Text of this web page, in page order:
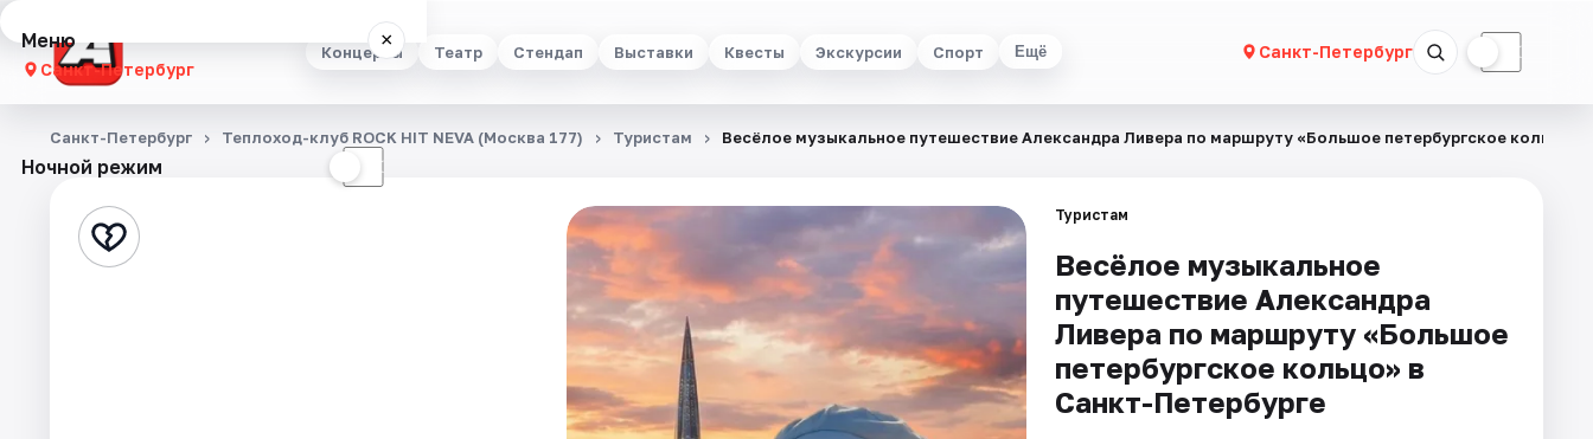
Концерты Театр Стендап Выставки Квесты Экскурсии Спорт Ещё Санкт-Петербург ☾
Меню ×
Санкт-Петербург
Концерты
Стендап
Ночной режим ☾
Санкт-Петербург Теплоход-клуб ROCK HIT NEVA (Москва 177) Туристам Весёлое музыкальное путешествие Александра Ливера по маршруту «Большое петербургское кольцо»
Туристам
Весёлое музыкальное
путешествие Александра
Ливера по маршруту «Большое
петербургское кольцо» в
Санкт-Петербурге